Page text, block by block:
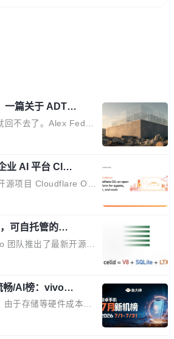
一篇关于 ADT
回不去了。Alex Fedos
石"。 他说的东西不新
），尤其是和类型
楚了一件事：这不是类
编码的思维方式。 文
一个网站的深色主题
空字段来表示——bool
的默认模式、浅
生大量无意义的组
、全 null 了。要知道
得靠"文档、校验、或
Rust 的 enum，两个
业 AI 平台 Clou
源项目 Cloudflare O
你会觉得这是又一
人"——每个大厂都在
Varda 在 Twitte
我们发布了 Cloudfla
天机器人，跟其他所
过，实际上它不一
重制版，我十年前的
这次它构建在 Cloudf
九年时间搭建的平台
基本上是我十年秘密
可自托管的分
团队推出了最新开源项
器上运行 Cloudflare
的守护进程。 设
一个独立的 SQLite
到你自己的 S3 兼容
过这个存储库协调——
畅/AI榜：vivo夺
星Galaxy Z系列
由于存储等硬件成本暴
过啊，新机速度明显